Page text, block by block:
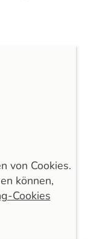
von Cookies.
können,
Cookies